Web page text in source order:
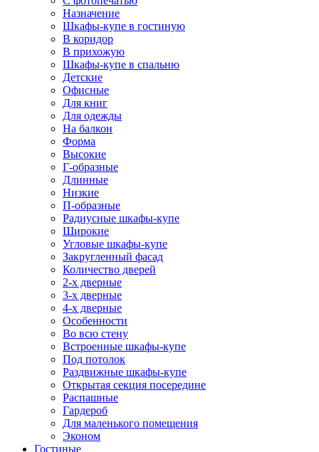
Назначение
Шкафы-купе в гостиную
В коридор
В прихожую
Шкафы-купе в спальню
Детские
Офисные
Для книг
Для одежды
На балкон
Форма
Высокие
Г-образные
Длинные
Низкие
П-образные
Радиусные шкафы-купе
Широкие
Угловые шкафы-купе
Закругленный фасад
Количество дверей
2-х дверные
3-х дверные
4-х дверные
Особенности
Во всю стену
Встроенные шкафы-купе
Под потолок
Раздвижные шкафы-купе
Открытая секция посередине
Распашные
Гардероб
Для маленького помещения
Эконом
Гостиные